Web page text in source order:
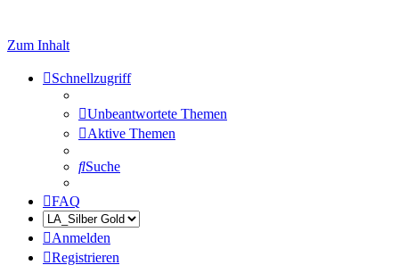
Zum Inhalt
Schnellzugriff
Unbeantwortete Themen
Aktive Themen
Suche
FAQ
Anmelden
Registrieren